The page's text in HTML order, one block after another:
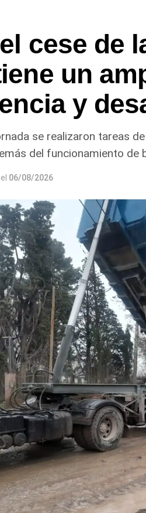
cese de
un
y
se realizaron tareas
del funcionamiento
el 06/08/2026